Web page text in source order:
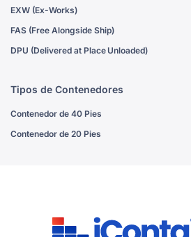
EXW (Ex-Works)
FAS (Free Alongside Ship)
DPU (Delivered at Place Unloaded)
Tipos de Contenedores
Contenedor de 40 Pies
Contenedor de 20 Pies